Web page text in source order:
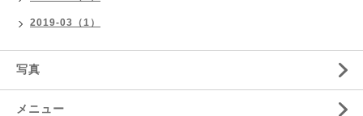
2019-03（1）
写真
メニュー